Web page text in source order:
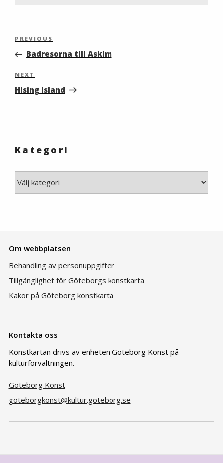
Inläggsnavigering
Previous
Post
PREVIOUS
Badresorna till Askim
Next
Post
NEXT
Hising Island
Kategori
Om webbplatsen
Behandling av personuppgifter
Tillgänglighet för Göteborgs konstkarta
Kakor på Göteborg konstkarta
Kontakta oss
Konstkartan drivs av enheten Göteborg Konst på
kulturförvaltningen.
Göteborg Konst
goteborgkonst@kultur.goteborg.se